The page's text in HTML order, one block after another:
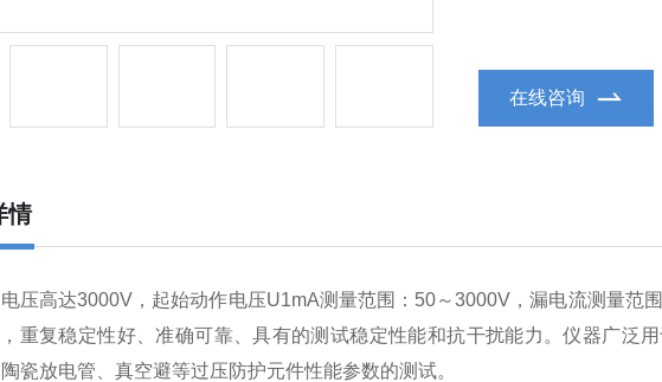
在线咨询
情
压高达3000V，起始动作电压U1mA测量范围：50～3000V，漏电流测量范
重复稳定性好、准确可靠、具有的测试稳定性能和抗干扰能力。仪器广泛
瓷放电管、真空避等过压防护元件性能参数的测试。